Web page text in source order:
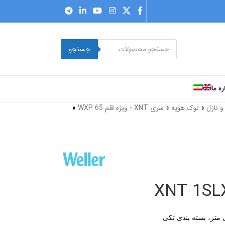
جستجو
ما
نازل » نوک هویه» سری XNT - ویژه قلم WXP 65
»